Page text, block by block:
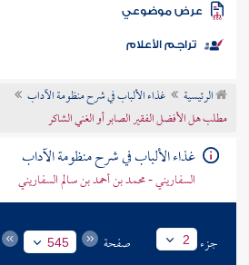
الكتب
موضوعي
تراجم الأعلام
الرئيسية
غذاء الألباب في شرح منظومة الآداب
مطلب هل الأفضل الفقير الصابر أو الغني الشاكر
غذاء الألباب في شرح منظومة الآداب
السفاريني - محمد بن أحمد بن سالم السفاريني
جزء 2 صفحة 545